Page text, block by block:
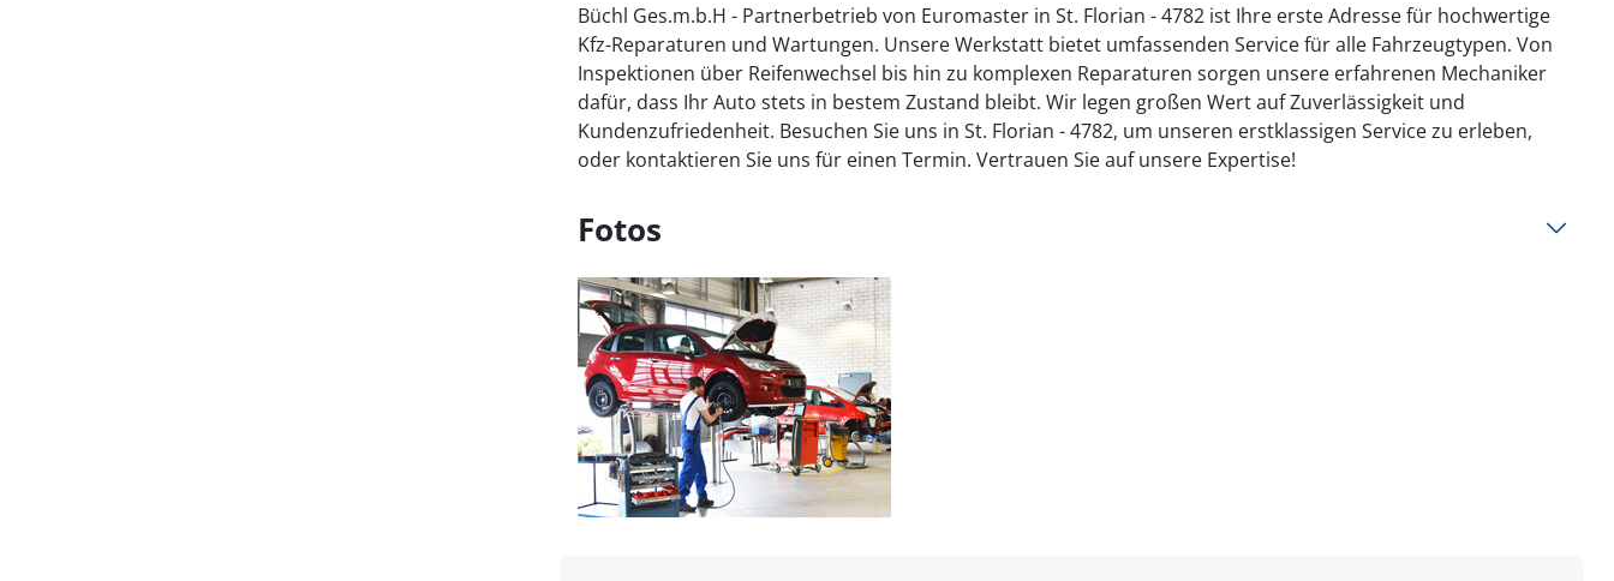
Büchl Ges.m.b.H - Partnerbetrieb von Euromaster in St. Florian - 4782 ist Ihre erste Adresse für hochwertige
Kfz-Reparaturen und Wartungen. Unsere Werkstatt bietet umfassenden Service für alle Fahrzeugtypen. Von
Inspektionen über Reifenwechsel bis hin zu komplexen Reparaturen sorgen unsere erfahrenen Mechaniker
dafür, dass Ihr Auto stets in bestem Zustand bleibt. Wir legen großen Wert auf Zuverlässigkeit und
Kundenzufriedenheit. Besuchen Sie uns in St. Florian - 4782, um unseren erstklassigen Service zu erleben,
oder kontaktieren Sie uns für einen Termin. Vertrauen Sie auf unsere Expertise!
Fotos